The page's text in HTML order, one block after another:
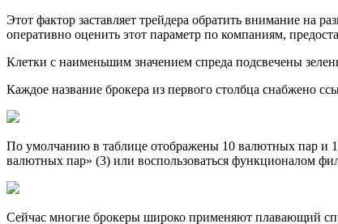
Этот фактор заставляет трейдера обратить внимание на
оперативно оценить этот параметр по компаниям,
Клетки с наименьшим значением спреда подсвечены
Каждое название брокера из первого столбца снабжено
По умолчанию в таблице отображены 10 валютных пар и
валютных пар» (3) или воспользоваться функционалом
Сейчас многие брокеры широко применяют плавающий